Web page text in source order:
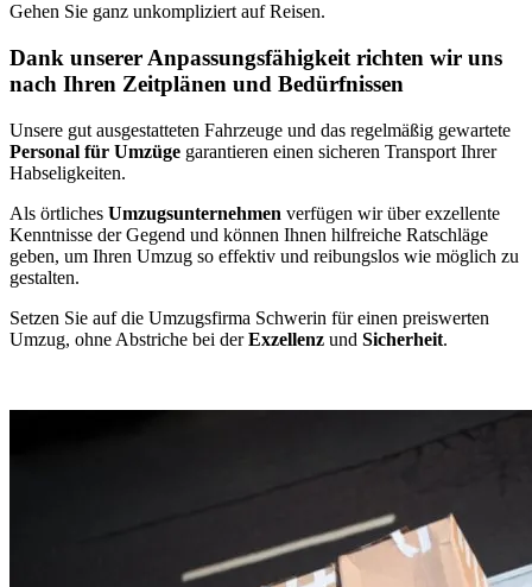
Gehen Sie ganz unkompliziert auf Reisen.
Dank unserer Anpassungsfähigkeit richten wir uns
nach Ihren Zeitplänen und Bedürfnissen
Unsere gut ausgestatteten Fahrzeuge und das regelmäßig gewartete
Personal für Umzüge garantieren einen sicheren Transport Ihrer
Habseligkeiten.
Als örtliches Umzugsunternehmen verfügen wir über exzellente
Kenntnisse der Gegend und können Ihnen hilfreiche Ratschläge
geben, um Ihren Umzug so effektiv und reibungslos wie möglich zu
gestalten.
Setzen Sie auf die Umzugsfirma Schwerin für einen preiswerten
Umzug, ohne Abstriche bei derExzellenz und Sicherheit.